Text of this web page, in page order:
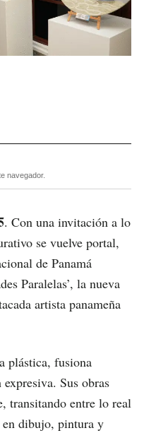
navegador.
. Con una invitación a lo
se vuelve portal,
de Panamá
Paralelas’, la nueva
artista panameña
plástica, fusiona
Sus obras
transitando entre lo real
dibujo, pintura y